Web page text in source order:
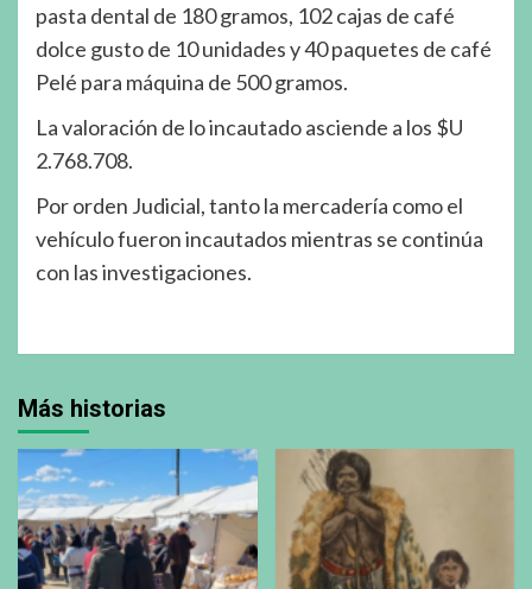
pasta dental de 180 gramos, 102 cajas de café
dolce gusto de 10 unidades y 40 paquetes de café
Pelé para máquina de 500 gramos.
La valoración de lo incautado asciende a los $U
2.768.708.
Por orden Judicial, tanto la mercadería como el
vehículo fueron incautados mientras se continúa
con las investigaciones.
Más historias